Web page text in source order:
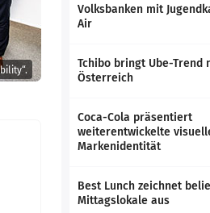
Volksbanken mit
Air
Tchibo bringt Ube-Trend
Österreich
Coca-Cola präsentiert
weiterentwickelte
Markenidentität
Best Lunch zeichnet
Mittagslokale aus